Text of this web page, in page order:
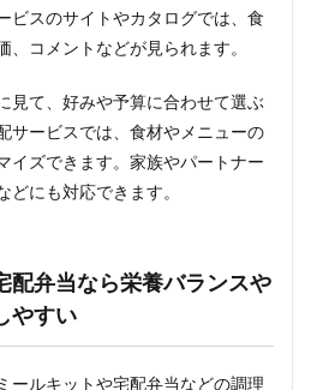
ビスのサイトやカタログでは、食
、コメントなどが見られます。
見て、好みや予算に合わせて選ぶ
サービスでは、食材やメニューの
イズできます。家族やパートナー
どにも対応できます。
配弁当なら栄養バランスや
やすい
ールキットや宅配弁当などの調理